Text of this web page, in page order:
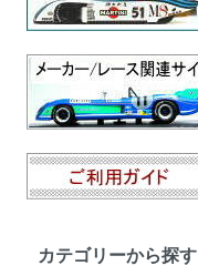
カテゴリーから探す